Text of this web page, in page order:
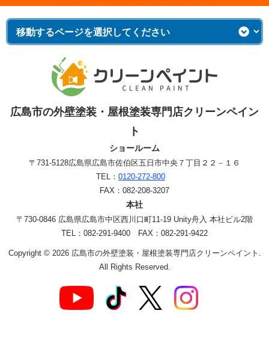
広島市の外壁塗装・屋根塗装専門店クリーンペイン
ト
ショールーム
〒731-5128広島県広島市佐伯区五日市中央７丁目２２－１６
TEL： 0120-272-800
FAX：082-208-3207
本社
〒730-0846 広島県広島市中区西川口町11-19 Unity舟入 本社ビル2階
TEL：082-291-9400 FAX：082-291-9422
Copyright © 2026 広島市の外壁塗装・屋根塗装専門店クリーンペイント.
All Rights Reserved.